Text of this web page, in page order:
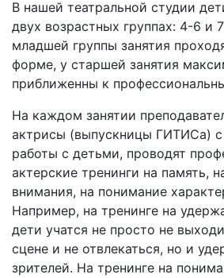
В нашей театральной студии
двух возрастных группах: 4-6 и
младшей группы занятия
форме, у старшей занятия
приближенны к
На каждом занятии
актрисы (выпускницы ГИТИСа)
работы с детьми, проводят
актерские тренинги на память,
внимания, на понимание
Например, на тренинге на
дети учатся не просто не
сцене и не отвлекаться, но и
зрителей. На тренинге на